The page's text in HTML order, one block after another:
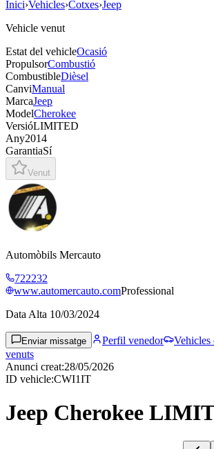
Inici›Vehicles›Cotxes›Jeep
Vehicle venut
Estat del vehicleOcasió
PropulsorCombustió
CombustibleDièsel
CanviManual
MarcaJeep
ModelCherokee
VersióLIMITED
Any2014
GarantiaSí
Venut
Automòbils Mercauto
722232
www.automercauto.comProfessional
Data Alta 10/03/2024
Enviar missatge Perfil venedor Vehicles
venuts
Anunci creat:28/05/2026
ID vehicle:CWI1IT
Jeep Cherokee